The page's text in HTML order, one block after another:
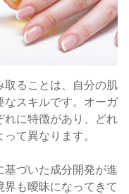
取ることは、自分の肌
なスキルです。オーガ
れに特徴があり、どれ
て異なります。
づいた成分開発が進
も曖昧になってきて